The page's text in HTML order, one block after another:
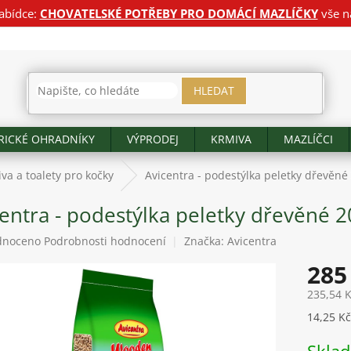
CHOVATELSKÉ POTŘEBY PRO DOMÁCÍ MAZLÍČKYvše
HLEDAT
OHRADNÍKY VÝPRODEJ KRMIVA MAZLÍČCI
a toalety pro kočky Avicentra - podestýlka peletky dřevěné
- podestýlka peletky dřevěné
Podrobnosti hodnocení Značka: Avicentra
235,54
Měrná
14,25